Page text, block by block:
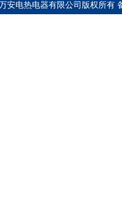
安电热电器有限公司版权所有